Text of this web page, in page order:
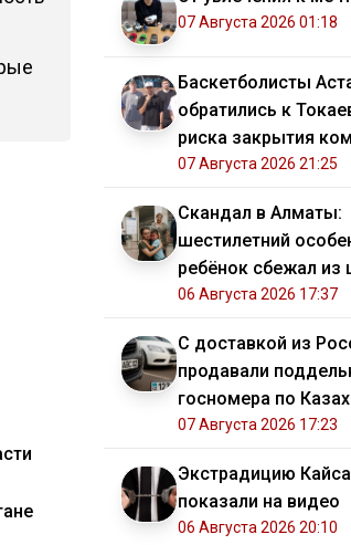
07 Августа 2026 01:18
Баскетболисты
обратились к
риска закрытия
07 Августа 2026 21:25
Скандал в Алматы:
шестилетний
ребёнок сбежал из
реабилитации и
06 Августа 2026 17:37
С доставкой из
продавали
госномера по
07 Августа 2026 17:23
Экстрадицию
показали на видео
06 Августа 2026 20:10